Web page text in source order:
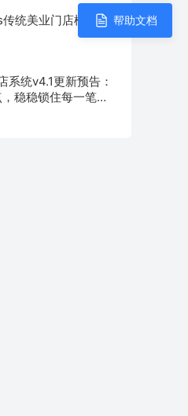
统美业门店模式 调
系统v4.1更新预告：
稳稳锁住每一笔订
帮助文档